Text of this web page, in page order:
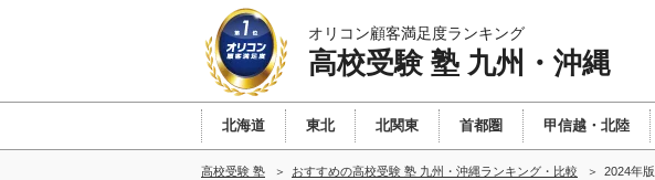
オリコン顧客満足度ランキング
高校受験 塾 九州・沖縄
北海道 東北 北関東 首都圏 甲信越・北陸
高校受験 塾 おすすめの高校受験 塾 九州・沖縄ランキング・比較 2024年版